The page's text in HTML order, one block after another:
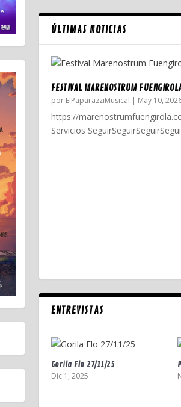
ÚLTIMAS NOTICIAS
FESTIVAL MARENOSTRUM
por ElPaparazziMusical | May 10,
https://
Servicios
ENTREVISTAS
Gorila Flo 27/11/25
Dic 1, 2025